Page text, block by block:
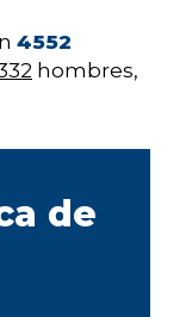
4552
hombres,
de